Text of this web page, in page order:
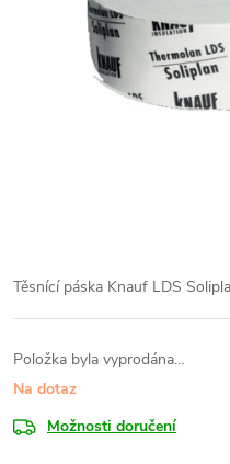
Těsnící páska Knauf LDS
Položka byla vyprodána…
Na dotaz
Možnosti doručení